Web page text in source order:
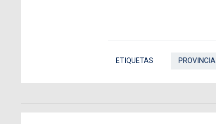
ETIQUETAS